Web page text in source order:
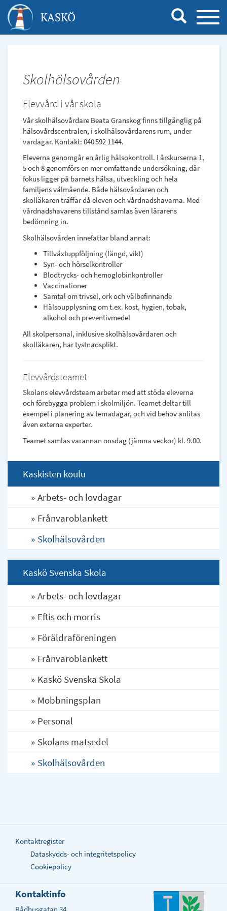
Hoppa
till
huvudinnehåll
KASKÖ
Skolhälsovården
Elevvård i vår skola
Vår skolhälsovårdare Beata Granskog finns tillgänglig på
hälsovårdscentralen, i skolhälsovårdarens rum, under
vardagar. Kontakt: 040 592 1144.
Eleverna genomgår en årlig hälsokontroll. I årskurserna 1,
5 och 8 genomförs en mer omfattande undersökning, där
fokus ligger på barnets hälsa, utveckling och hela
familjens välmående. Både hälsovårdaren och
skolläkaren träffar då eleven och vårdnadshavarna. Med
vårdnadshavarens tillstånd samlas även lärarens
bedömning in.
Skolhälsovården innefattar bland annat:
Tillväxtuppföljning (längd, vikt)
Syn- och hörselkontroller
Blodtrycks- och hemoglobinkontroller
Vaccinationer
Samtal om trivsel, ork och välbefinnande
Hälsoupplysning om t.ex. kost, hygien, tobak,
alkohol och preventivmedel
All skolpersonal, inklusive skolhälsovårdaren och
skolläkaren, har tystnadsplikt.
Elevvårdsteamet
Skolans elevvårdsteam arbetar med att stöda eleverna
och förebygga problem i skolmiljön. Teamet deltar till
exempel i planering av temadagar, och vid behov anlitas
även externa experter.
Teamet samlas varannan onsdag (jämna veckor) kl. 9.00.
Kaskisten koulu
Arbets- och lovdagar
Frånvaroblankett
Skolhälsovården
Kaskö Svenska Skola
Arbets- och lovdagar
Eftis och morris
Föräldraföreningen
Frånvaroblankett
Kaskö Svenska Skola
Mobbningsplan
Personal
Skolans matsedel
Skolhälsovården
Kontaktregister
Dataskydds- och integritetspolicy
Cookiepolicy
Kontaktinfo